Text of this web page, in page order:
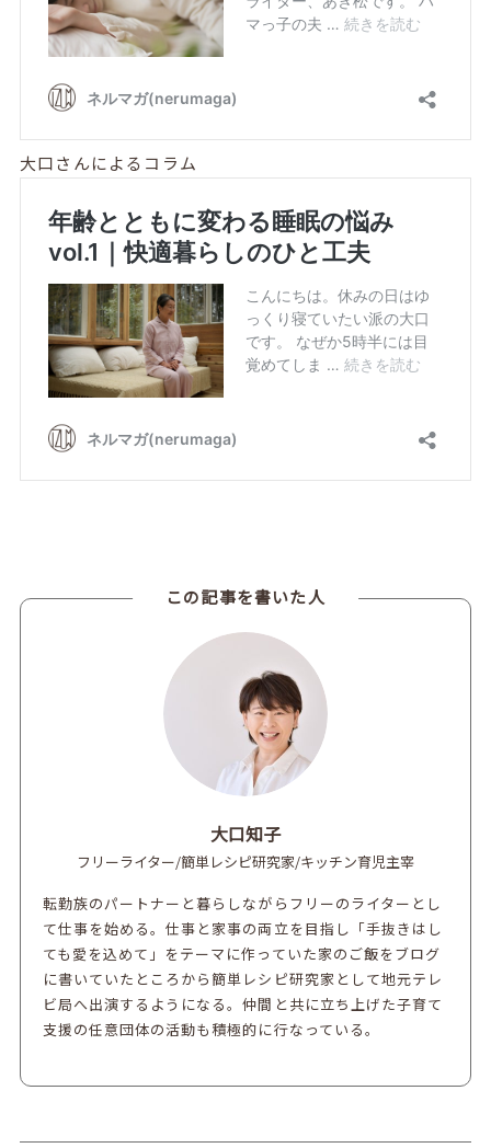
大口さんによるコラム
この記事を書いた人
大口知子
フリーライター/簡単レシピ研究家/キッチン育児主宰
転勤族のパートナーと暮らしながらフリーのライターとし
て仕事を始める。仕事と家事の両立を目指し「手抜きはし
ても愛を込めて」をテーマに作っていた家のご飯をブログ
に書いていたところから簡単レシピ研究家として地元テレ
ビ局へ出演するようになる。仲間と共に立ち上げた子育て
支援の任意団体の活動も積極的に行なっている。